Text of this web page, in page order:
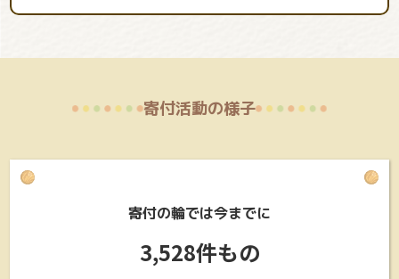
寄付活動の様子
寄付の輪では今までに
3,528件もの